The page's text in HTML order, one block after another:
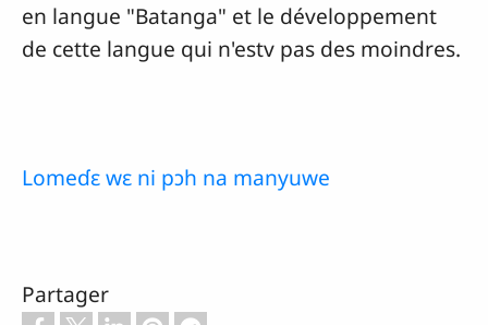
en langue "Batanga" et le développement
de cette langue qui n'estv pas des moindres.
Lomeɗɛ wɛ ni pɔh na manyuwe
Partager